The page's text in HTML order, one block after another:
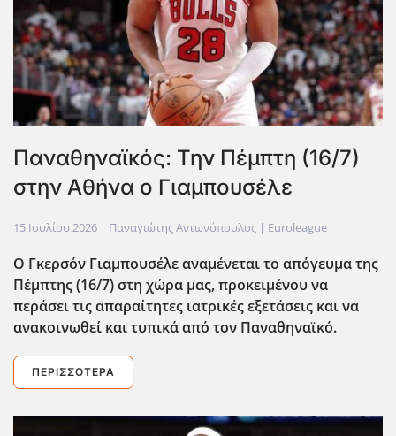
Παναθηναϊκός: Την Πέμπτη (16/7)
στην Αθήνα ο Γιαμπουσέλε
15 Ιουλίου 2026 | Παναγιώτης Αντωνόπουλος | Euroleague
Ο Γκερσόν Γιαμπουσέλε αναμένεται το απόγευμα της
Πέμπτης (16/7) στη χώρα μας, προκειμένου να
περάσει τις απαραίτητες ιατρικές εξετάσεις και να
ανακοινωθεί και τυπικά από τον Παναθηναϊκό.
ΠΕΡΙΣΣΌΤΕΡΑ